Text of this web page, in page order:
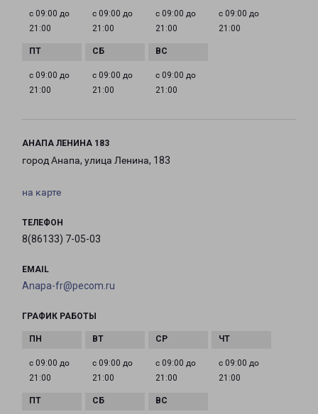
с 09:00 до
21:00
с 09:00 до
21:00
с 09:00 до
21:00
с 09:00 до
21:00
с 09:00 до
21:00
с 09:00 до
21:00
с 09:00 до
21:00
АНАПА ЛЕНИНА 183
город Анапа, улица Ленина, 183
на карте
ТЕЛЕФОН
8(86133) 7-05-03
EMAIL
Anapa-fr@pecom.ru
ГРАФИК РАБОТЫ
с 09:00 до
21:00
с 09:00 до
21:00
с 09:00 до
21:00
с 09:00 до
21:00